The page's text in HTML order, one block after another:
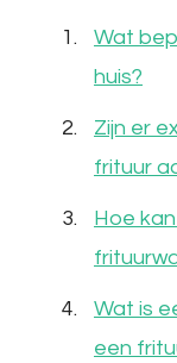
Wat
huis?
Zijn er
frituur
Hoe
Wat is
een